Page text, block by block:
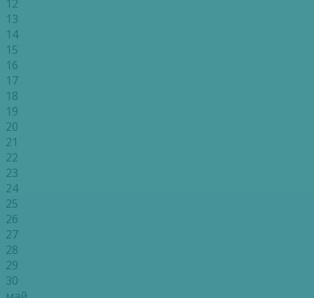
12
13
14
15
16
17
18
19
20
21
22
23
24
25
26
27
28
29
30